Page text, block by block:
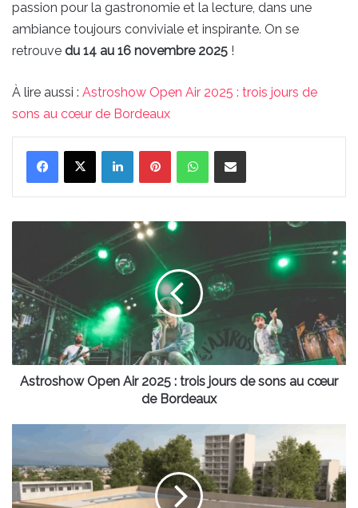
passion pour la gastronomie et la lecture, dans une
ambiance toujours conviviale et inspirante. On se
retrouve du 14 au 16 novembre 2025 !
À lire aussi : Astroshow Open Air 2025 : trois jours de
sons au cœur de Bordeaux
LinkedinPinterestWhatsAppPartager par email
2025
:
trois
jours
de
sons
auAstroshow Open Air 2025 : trois jours de sons au cœur
de Bordeaux
Zay
:
une